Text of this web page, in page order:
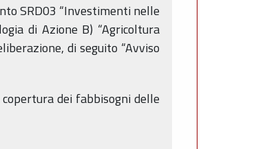
SRD03 “Investimenti nelle
di Azione B) “Agricoltura
di seguito “Avviso
dei fabbisogni delle